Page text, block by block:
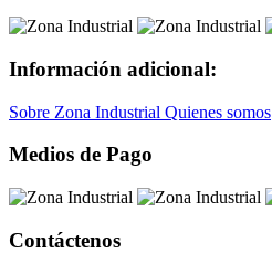
Información adicional:
Sobre Zona Industrial Quienes somos
Medios de Pago
Contáctenos